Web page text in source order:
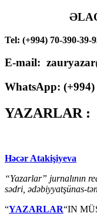
Tel: (+994) 70-390-39-
E-mail:
WhatsApp: (+994)
YAZARLAR :
Həcər Atakişiyeva
“Yazarlar” jurnalının
sədri, ədəbiyyatşünas-
“YAZARLAR“IN